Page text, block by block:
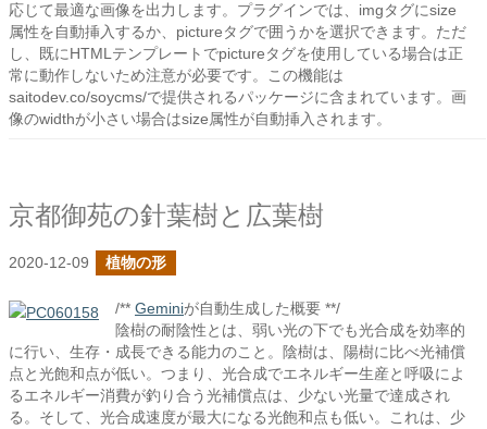
応じて最適な画像を出力します。プラグインでは、imgタグにsize
属性を自動挿入するか、pictureタグで囲うかを選択できます。ただ
し、既にHTMLテンプレートでpictureタグを使用している場合は正
常に動作しないため注意が必要です。この機能は
saitodev.co/soycms/で提供されるパッケージに含まれています。画
像のwidthが小さい場合はsize属性が自動挿入されます。
京都御苑の針葉樹と広葉樹
2020-12-09 植物の形
/** Geminiが自動生成した概要 **/
陰樹の耐陰性とは、弱い光の下でも光合成を効率的
に行い、生存・成長できる能力のこと。陰樹は、陽樹に比べ光補償
点と光飽和点が低い。つまり、光合成でエネルギー生産と呼吸によ
るエネルギー消費が釣り合う光補償点は、少ない光量で達成され
る。そして、光合成速度が最大になる光飽和点も低い。これは、少